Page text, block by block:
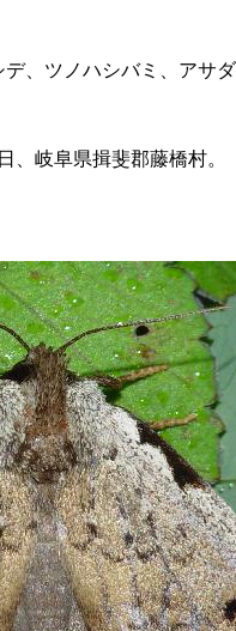
デ、ツノハシバミ、ア
、岐阜県揖斐郡藤橋村。